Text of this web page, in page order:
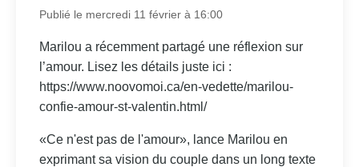
Publié le mercredi 11 février à 16:00
Marilou a récemment partagé une réflexion sur
l’amour. Lisez les détails juste ici :
https://www.noovomoi.ca/en-vedette/marilou-
confie-amour-st-valentin.html/
«Ce n'est pas de l'amour», lance Marilou en
exprimant sa vision du couple dans un long texte